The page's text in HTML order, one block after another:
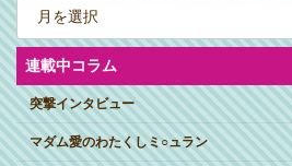
ー
カ
イ
ブ連載中コラム
突撃インタビュー
マダム愛のわたくしミ○ュラン